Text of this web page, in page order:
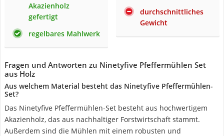
Akazienholz
gefertigt
regelbares Mahlwerk
durchschnittliches
Gewicht
Fragen und Antworten zu Ninetyfive Pfeffermühlen Set
aus Holz
Aus welchem Material besteht das Ninetyfive Pfeffermühlen-
Set?
Das Ninetyfive Pfeffermühlen-Set besteht aus hochwertigem
Akazienholz, das aus nachhaltiger Forstwirtschaft stammt.
Außerdem sind die Mühlen mit einem robusten und